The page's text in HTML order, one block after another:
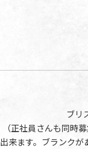
ブリ
（正社員さんも同時
出来ます。ブランクが